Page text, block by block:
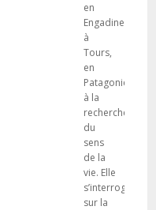
en
Engadine,
à
Tours,
en
Patagonie,
à la
recherche
du
sens
de la
vie. Elle
s’interroge
sur la